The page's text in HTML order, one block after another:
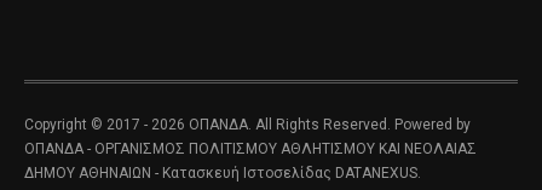
Copyright © 2017 - 2026 ΟΠΑΝΔΑ. All Rights Reserved. Powered by
ΟΠΑΝΔΑ - ΟΡΓΑΝΙΣΜΟΣ ΠΟΛΙΤΙΣΜΟΥ ΑΘΛΗΤΙΣΜΟΥ ΚΑΙ ΝΕΟΛΑΙΑΣ
ΔΗΜΟΥ ΑΘΗΝΑΙΩΝ - Κατασκευή Ιστοσελίδας DATANEXUS.